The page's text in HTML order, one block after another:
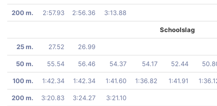
200 m. 2:57.93 2:56.36 3:13.88
Schoolslag
25 m. 27.52 26.99
50 m. 55.54 56.46 54.37 54.17 52.44
100 m. 1:42.34 1:42.34 1:41.60 1:36.82 1:41.91
200 m. 3:20.83 3:24.27 3:21.10